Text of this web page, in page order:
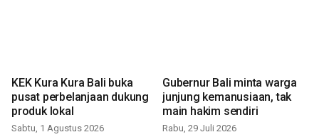
KEK Kura Kura Bali buka
pusat perbelanjaan dukung
produk lokal
Sabtu, 1 Agustus 2026
Gubernur Bali minta warga
junjung kemanusiaan, tak
main hakim sendiri
Rabu, 29 Juli 2026